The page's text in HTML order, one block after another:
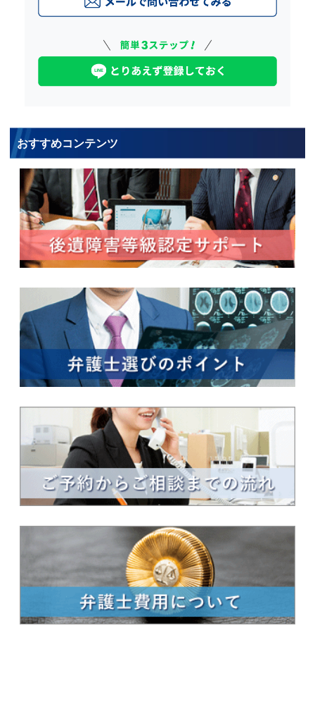
おすすめコンテンツ